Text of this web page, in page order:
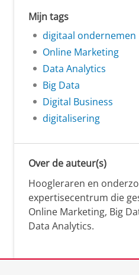
Mijn tags
digitaal ondernemen
Online Marketing
Data Analytics
Big Data
Digital Business
digitalisering
Over de auteur(s)
Hoogleraren en
expertisecentrum die
Online Marketing, Big
Data Analytics.